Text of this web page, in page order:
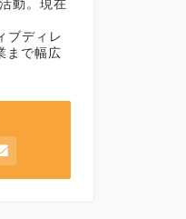
動。現在
ブディレ
まで幅広